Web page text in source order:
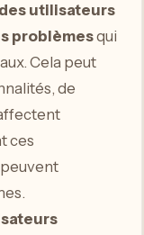
utilisateurs
problèmesqui
Cela peut
de
ces